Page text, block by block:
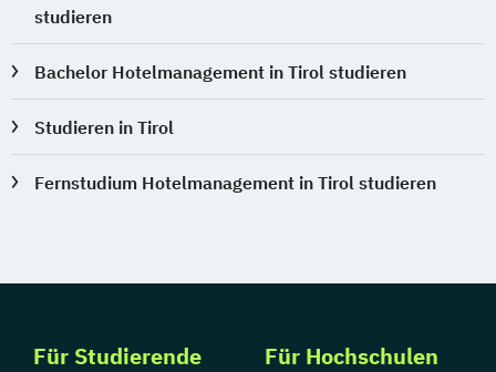
studieren
Bachelor Hotelmanagement in Tirol studieren
Studieren in Tirol
Fernstudium Hotelmanagement in Tirol studieren
Für Studierende Für Hochschulen